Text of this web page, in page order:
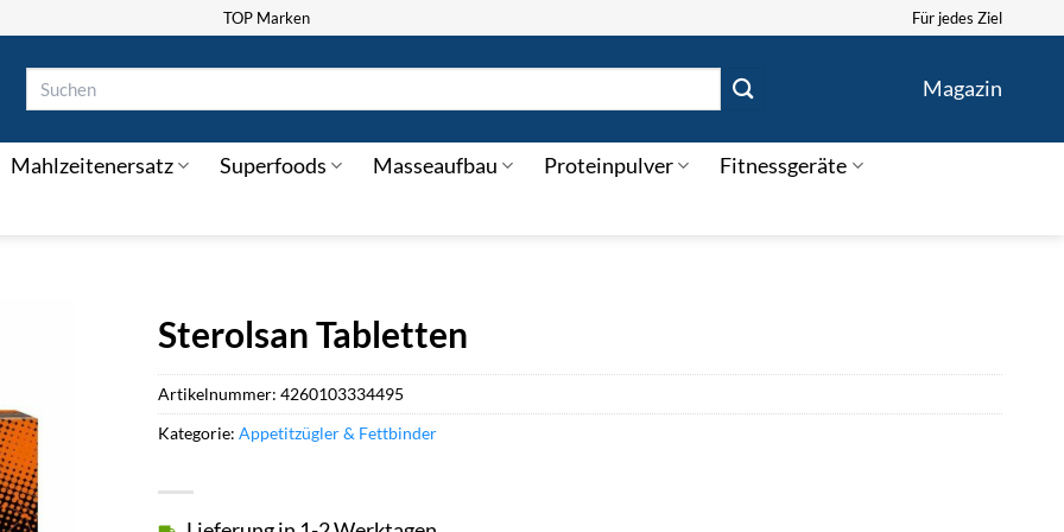
TOP Marken Für jedes Ziel
Magazin
Mahlzeitenersatz Superfoods Masseaufbau Proteinpulver Fitnessgeräte
Sterolsan Tabletten
Artikelnummer:4260103334495
Kategorie:Appetitzügler & Fettbinder